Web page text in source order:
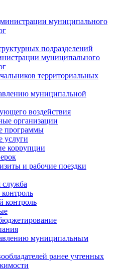
муниципального
подразделений
муниципального
территориальных
муниципальной
воздействия
организации
программы
услуги
коррупции
и рабочие поездки
контроль
муниципальным
ранее учтенных